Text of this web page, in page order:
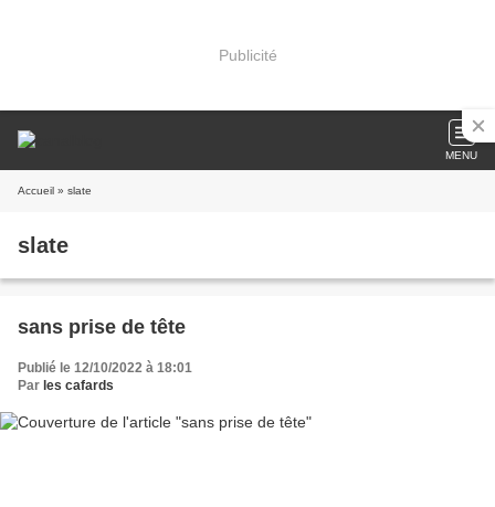
Publicité
MENU
Accueil » slate
slate
sans prise de tête
Publié le 12/10/2022 à 18:01
Par les cafards